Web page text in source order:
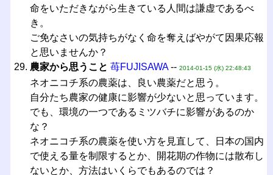
命をいただきながら生きている人間は謙虚であるべ
き。
ご免なさいの気持ちがなく命を奪えばやがて因果応報
と思いませんか？
農家から思うこと 苺FUJISAWA-- 2014-01-15 (水) 22:48:43
ネオニコチ系の農薬は、良い農薬だと思う。
自分たち農家の健康に影響が少ないと思っています。
でも、環境の一つであるミツバチに影響があるのか
な？
ネオニコチ系の農薬を使い方を見直して、日本の国内
で使える量を制限するとか、開花期の作物には散布し
ないとか、方法はいくらでもあるのでは？